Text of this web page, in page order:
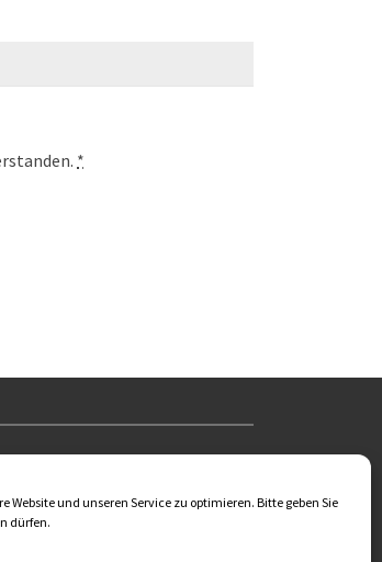
Website und unseren Service zu optimieren. Bitte geben Sie
dürfen.
*